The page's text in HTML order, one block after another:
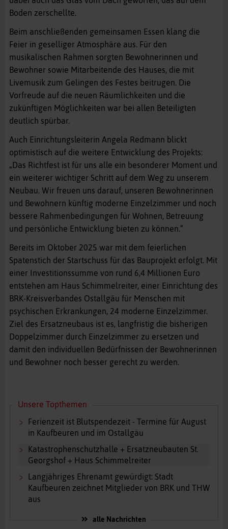
Boden zerschellte.
Beim anschließenden gemeinsamen Essen klang die
Feier in geselliger Atmosphäre aus. Für den
musikalischen Rahmen sorgten Bewohnerinnen und
Bewohner sowie Mitarbeitende des Hauses, die mit
Livemusik zum Gelingen des Festes beitrugen. Die
Vorfreude auf die neuen Räumlichkeiten und die
zukünftigen Möglichkeiten war bei allen Beteiligten
deutlich spürbar.
Auch Einrichtungsleiterin Angela Redmann blickt
optimistisch auf die weitere Entwicklung des Projekts:
„Das Richtfest ist für uns alle ein besonderer Moment und
ein weiterer wichtiger Schritt auf dem Weg zu unserem
Neubau. Wir freuen uns darauf, unseren Bewohnerinnen
und Bewohnern künftig moderne Einzelzimmer und noch
bessere Rahmenbedingungen für Wohnen, Betreuung
und persönliche Entwicklung bieten zu können.“
Bereits im Oktober 2025 war mit dem feierlichen
Spatenstich der Startschuss für das Bauprojekt erfolgt. Mit
einer Investitionssumme von rund 6,4 Millionen Euro
entstehen am Haus Schimmelreiter, einer Einrichtung des
BRK-Kreisverbandes Ostallgäu für Menschen mit
psychischen Erkrankungen, 24 moderne Einzelzimmer.
Ziel des Ersatzneubaus ist es, langfristig die bisherigen
Doppelzimmer durch Einzelzimmer zu ersetzen und
damit den individuellen Bedürfnissen der Bewohnerinnen
und Bewohner noch besser gerecht zu werden.
Unsere Topthemen
Ferienzeit ist Blutspendezeit - Termine für August
in Kaufbeuren und im Ostallgäu
Katastrophenschutzhalle + Ersatzneubauten St.
Georgshof + Haus Schimmelreiter
Langjähriges Ehrenamt gewürdigt: Stadt
Kaufbeuren zeichnet Mitglieder von BRK und THW
aus
alle Nachrichten